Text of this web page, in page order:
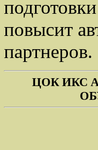
повысит
партнеров.
ЦОК ИКС